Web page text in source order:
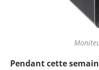
Pendant cette